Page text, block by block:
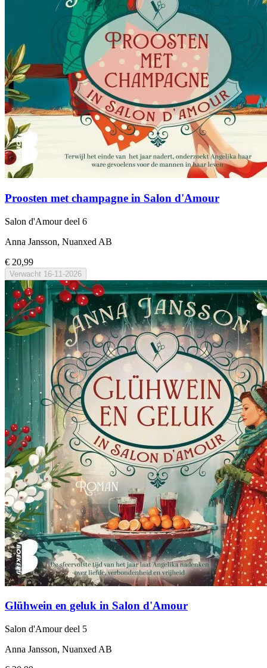
Proosten met champagne in Salon d'Amour
Salon d'Amourdeel 6
Anna Jansson, Nuanxed AB
€ 20,99
Verwacht 16-11-2026
Glühwein en geluk in Salon d'Amour
Salon d'Amourdeel 5
Anna Jansson, Nuanxed AB